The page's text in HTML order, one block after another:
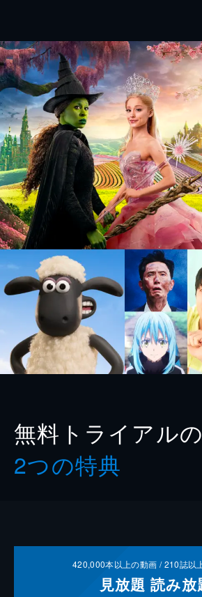
無料トライアルの
2つの特典
420,000本以上の動画 /210誌以
見放題 読み放